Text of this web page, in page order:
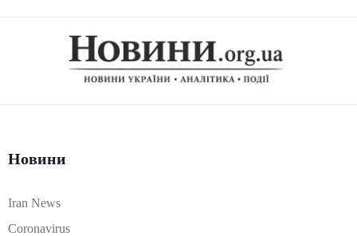
Новини
Iran News
Coronavirus